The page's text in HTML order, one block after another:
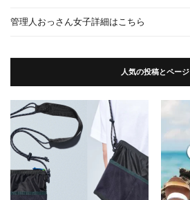
管理人おっさん女子詳細はこちら
人気の投稿とページ